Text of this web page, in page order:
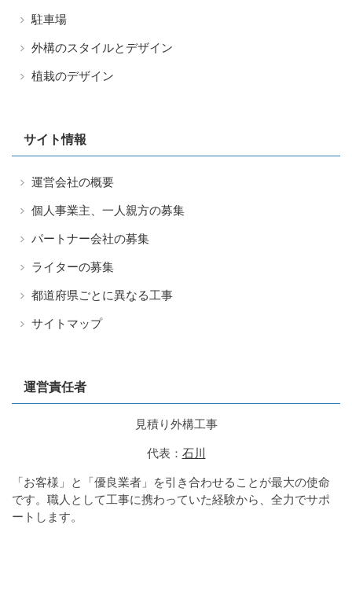
駐車場
外構のスタイルとデザイン
植栽のデザイン
サイト情報
運営会社の概要
個人事業主、一人親方の募集
パートナー会社の募集
ライターの募集
都道府県ごとに異なる工事
サイトマップ
運営責任者
見積り外構工事
代表： 石川
「お客様」と「優良業者」を引き合わせることが最大の使命
です。職人として工事に携わっていた経験から、全力でサポ
ートします。